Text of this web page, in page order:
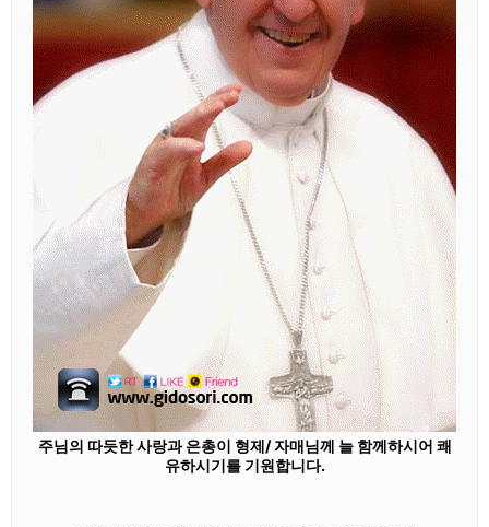
주님의 따듯한 사랑과 은총이 형제/ 자매님께 늘 함께하시어 쾌
유하시기를 기원합니다.